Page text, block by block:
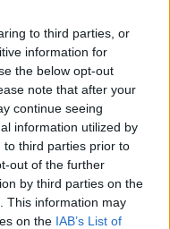
to third parties, or
information for
the below opt-out
note that after your
continue seeing
information utilized by
to third parties prior to
out of the further
by third parties on the
This information may
on the IAB’s List of
5